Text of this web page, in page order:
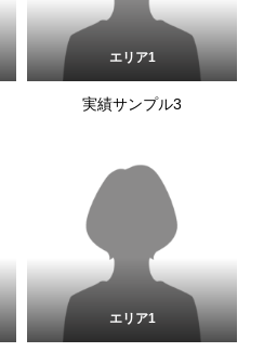
エリア1
実績サンプル3
エリア1